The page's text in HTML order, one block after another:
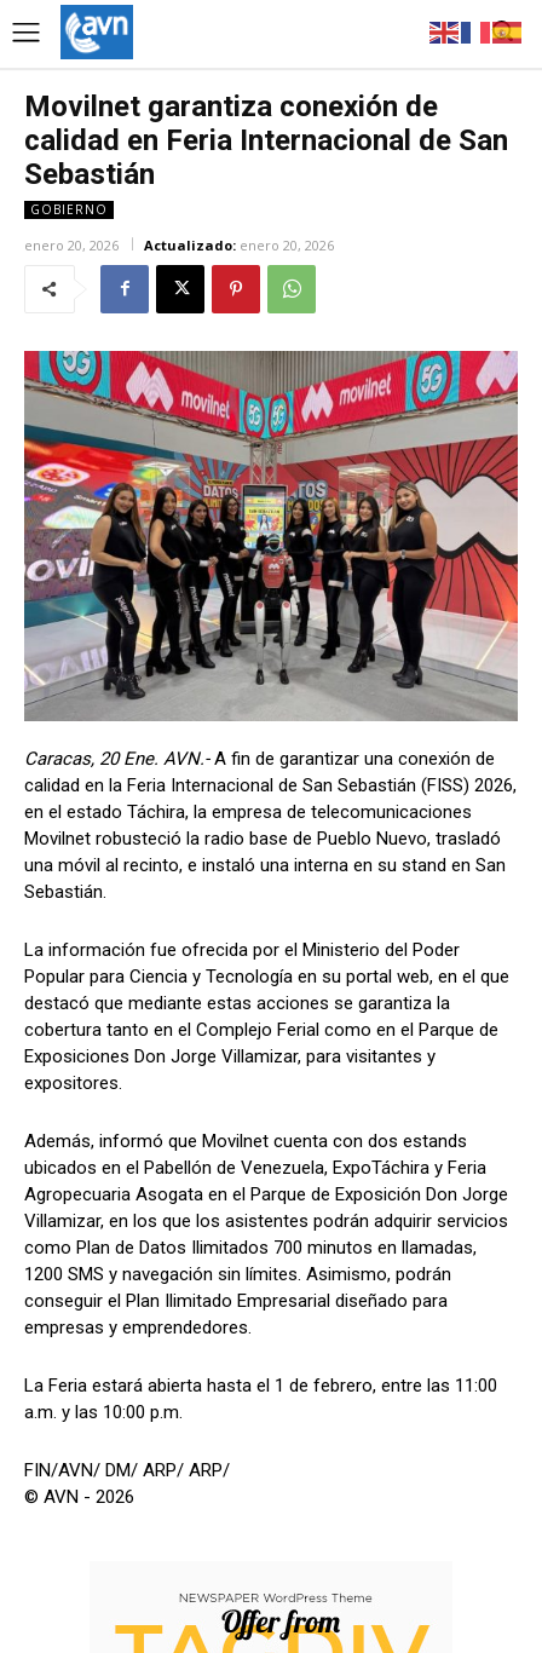
Movilnet garantiza conexión de
calidad en Feria Internacional de San
Sebastián
GOBIERNO
enero 20, 2026 Actualizado: enero 20, 2026
Caracas, 20 Ene. AVN.-A fin de garantizar una conexión de
calidad en la Feria Internacional de San Sebastián (FISS) 2026,
en el estado Táchira, la empresa de telecomunicaciones
Movilnet robusteció la radio base de Pueblo Nuevo, trasladó
una móvil al recinto, e instaló una interna en su stand en San
Sebastián.
La información fue ofrecida por el Ministerio del Poder
Popular para Ciencia y Tecnología en su portal web, en el que
destacó que mediante estas acciones se garantiza la
cobertura tanto en el Complejo Ferial como en el Parque de
Exposiciones Don Jorge Villamizar, para visitantes y
expositores.
Además, informó que Movilnet cuenta con dos estands
ubicados en el Pabellón de Venezuela, ExpoTáchira y Feria
Agropecuaria Asogata en el Parque de Exposición Don Jorge
Villamizar, en los que los asistentes podrán adquirir servicios
como Plan de Datos Ilimitados 700 minutos en llamadas,
1200 SMS y navegación sin límites. Asimismo, podrán
conseguir el Plan Ilimitado Empresarial diseñado para
empresas y emprendedores.
La Feria estará abierta hasta el 1 de febrero, entre las 11:00
a.m. y las 10:00 p.m.
FIN/AVN/ DM/ ARP/ ARP/
© AVN - 2026